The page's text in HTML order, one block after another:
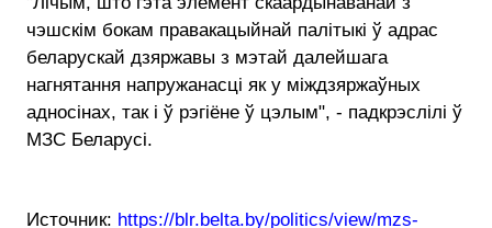
чэшскім бокам правакацыйнай палітыкі ў адрас
беларускай дзяржавы з мэтай далейшага
нагнятання напружанасці як у міждзяржаўных
адносінах, так і ў рэгіёне ў цэлым", - падкрэслілі ў
МЗС Беларусі.
Источник: https://blr.belta.by/politics/view/mzs-